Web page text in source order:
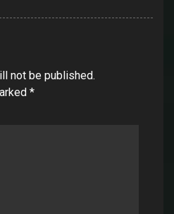
not be published.
*